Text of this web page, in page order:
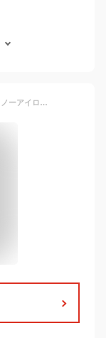
【365日出荷＆最短翌日お届け】 ワイシャツ ノーアイロン 長袖 ストレッチ 速乾 Yシャツ 形態安定 メンズ Yシャツ カッターシャツ ビジネス ビジネスシャツ ドレスシャツ ボタンダウン レギュラーカラー ワイドカラー シャツ 春夏 シャツマート